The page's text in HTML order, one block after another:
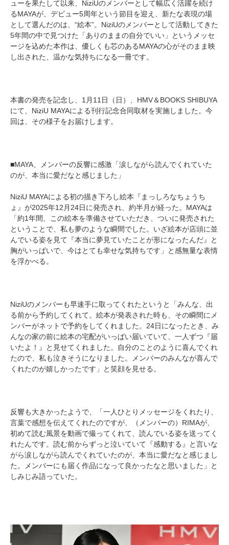
ューを果たして以来、NiziUのメンバーとして幅広く活躍を続け
るMAYAが、デビュー5周年という節目を迎え、新たな表現の場
として選んだのは、“絵本”。NiziUのメンバーとして活動してきた
5年間の中で見つけた「ありのままの自分でいい」というメッセ
ージを込めた本作は、優しくも芯のあるMAYAの心がそのまま映
し出された、温かな気持ちになる一冊です。
本書の発売を記念し、1月11日（日）、HMV＆BOOKS SHIBUYA
にて、NiziU MAYAによる刊行記念合同取材を実施しました。今
回は、その様子をお届けします。
■MAYA、メンバーの反響に感激「涙しながら読んでくれていた
のが、本当に愛だなと感じました」
NiziU MAYAによる初の描き下ろし絵本『まっしろなちょうち
ょ』が2025年12月24日に発売され、約半月が経った。MAYAは
「約1年間、この絵本を準備させていただき、ついに発売された
ということで、私も夢のような瞬間でした。いざ絵本が店頭に並
んでいる姿を見て『本当に夢見ていたことが形になったんだ』と
胸がいっぱいで、今はとても幸せな気持ちです」と感無量な表情
を浮かべる。
NiziUのメンバーも早速手に取ってくれたというと「みんな、出
る前から予約してくれて。絵本が発表された時も、その瞬間にメ
ンバーがネットで予約をしてくれました。24日になったとき、み
んなの家の前に絵本の宅配がいっぱい届いていて、一人ずつ『届
いたよ！』と見せてくれました。自分のことのように喜んでくれ
たので、私も泣きそうになりました。メンバーのみんなが喜んで
くれたのが嬉しかったです」と笑顔を見せる。
反響も大きかったようで、「一人ひとりメッセージをくれたり、
言葉で感想を伝えてくれたのですが、（メンバーの）RIMAが、
初めて読む風景を動画で撮ってくれて、読んでいる姿を送ってく
れたんです。読む前からずっと泣いていて『感動する』と言いな
がら涙しながら読んでくれていたのが、本当に愛だなと感じまし
た。メンバーにも届く作品になって良かったなと思いました」と
しみじみ語っていた。